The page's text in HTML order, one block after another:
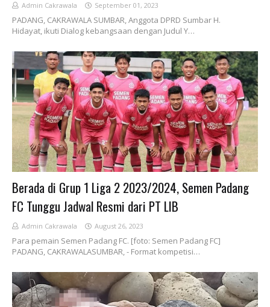
Admin Cakrawala September 01, 2023
PADANG, CAKRAWALA SUMBAR, Anggota DPRD Sumbar H.
Hidayat, ikuti Dialog kebangsaan dengan Judul Y…
Berada di Grup 1 Liga 2 2023/2024, Semen Padang
FC Tunggu Jadwal Resmi dari PT LIB
Admin Cakrawala August 26, 2023
Para pemain Semen Padang FC. [foto: Semen Padang FC]
PADANG, CAKRAWALASUMBAR, - Format kompetisi…